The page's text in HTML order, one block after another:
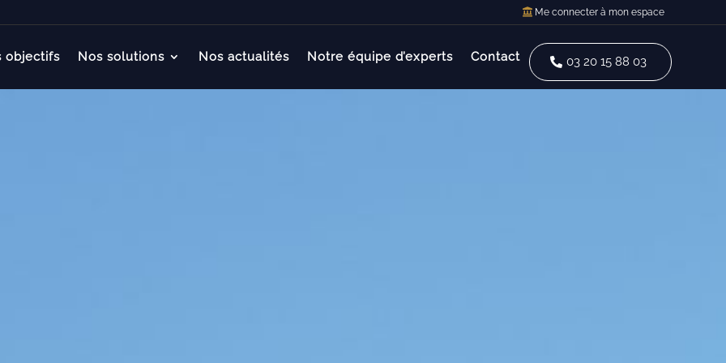
Me connecter à mon espace
objectifs Nos solutions Nos actualités Notre équipe d’experts Contact 03 20 15 88 03